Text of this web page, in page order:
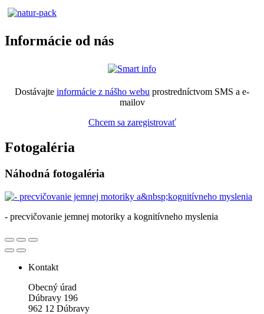
Informácie od nás
Dostávajte informácie z nášho webu prostredníctvom SMS a e-
mailov
Chcem sa zaregistrovať
Fotogaléria
Náhodná fotogaléria
- precvičovanie jemnej motoriky a kognitívneho myslenia
Kontakt
Obecný úrad
Dúbravy 196
962 12 Dúbravy